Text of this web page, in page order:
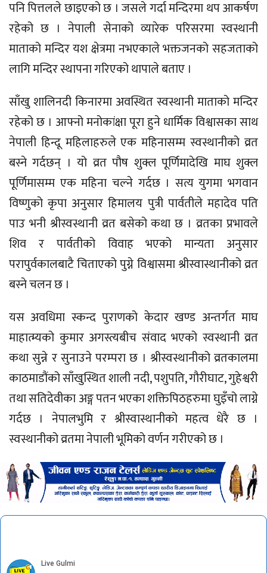
पनि पित्तलले छाइएको छ । जसले गर्दा मन्दिरमा थप आकर्षण
रहेको छ । नेपाली सेनाको व्यारेक परिसरमा स्वस्थानी
माताको मन्दिर यश क्षेत्रमा नभएकाले भक्तजनको सहजताको
लागि मन्दिर स्थापना गरिएको थापाले बताए ।
साँखु शालिनदी किनारमा अवस्थित स्वस्थानी माताको मन्दिर
रहेको छ । आफ्नो मनोकांक्षा पूरा हुने धार्मिक विश्वासका साथ
नेपाली हिन्दू महिलाहरुले एक महिनासम्म स्वस्थानीको व्रत
बस्ने गर्दछन् । यो व्रत पौष शुक्ल पूर्णिमादेखि माघ शुक्ल
पूर्णिमासम्म एक महिना चल्ने गर्दछ । सत्य युगमा भगवान
विष्णुको कृपा अनुसार हिमालय पुत्री पार्वतीले महादेव पति
पाउ भनी श्रीस्वस्थानी व्रत बसेको कथा छ । व्रतका प्रभावले
शिव र पार्वतीको विवाह भएको मान्यता अनुसार
परापुर्वकालबाटै चिताएको पुग्ने विश्वासमा श्रीस्वास्थानीको व्रत
बस्ने चलन छ ।
यस अवधिमा स्कन्द पुराणको केदार खण्ड अन्तर्गत माघ
माहात्म्यको कुमार अगस्त्यबीच संवाद भएको स्वस्थानी व्रत
कथा सुन्ने र सुनाउने परम्परा छ । श्रीस्वस्थानीको व्रतकालमा
काठमाडौंको साँखुस्थित शाली नदी, पशुपति, गौरीघाट, गुहेश्वरी
तथा सतिदेवीका अङ्ग पतन भएका शक्तिपिठहरुमा घुइँचो लाग्ने
गर्दछ । नेपालभुमि र श्रीस्वास्थानीको महत्व धेरै छ ।
स्वस्थानीको व्रतमा नेपाली भूमिको वर्णन गरीएको छ ।